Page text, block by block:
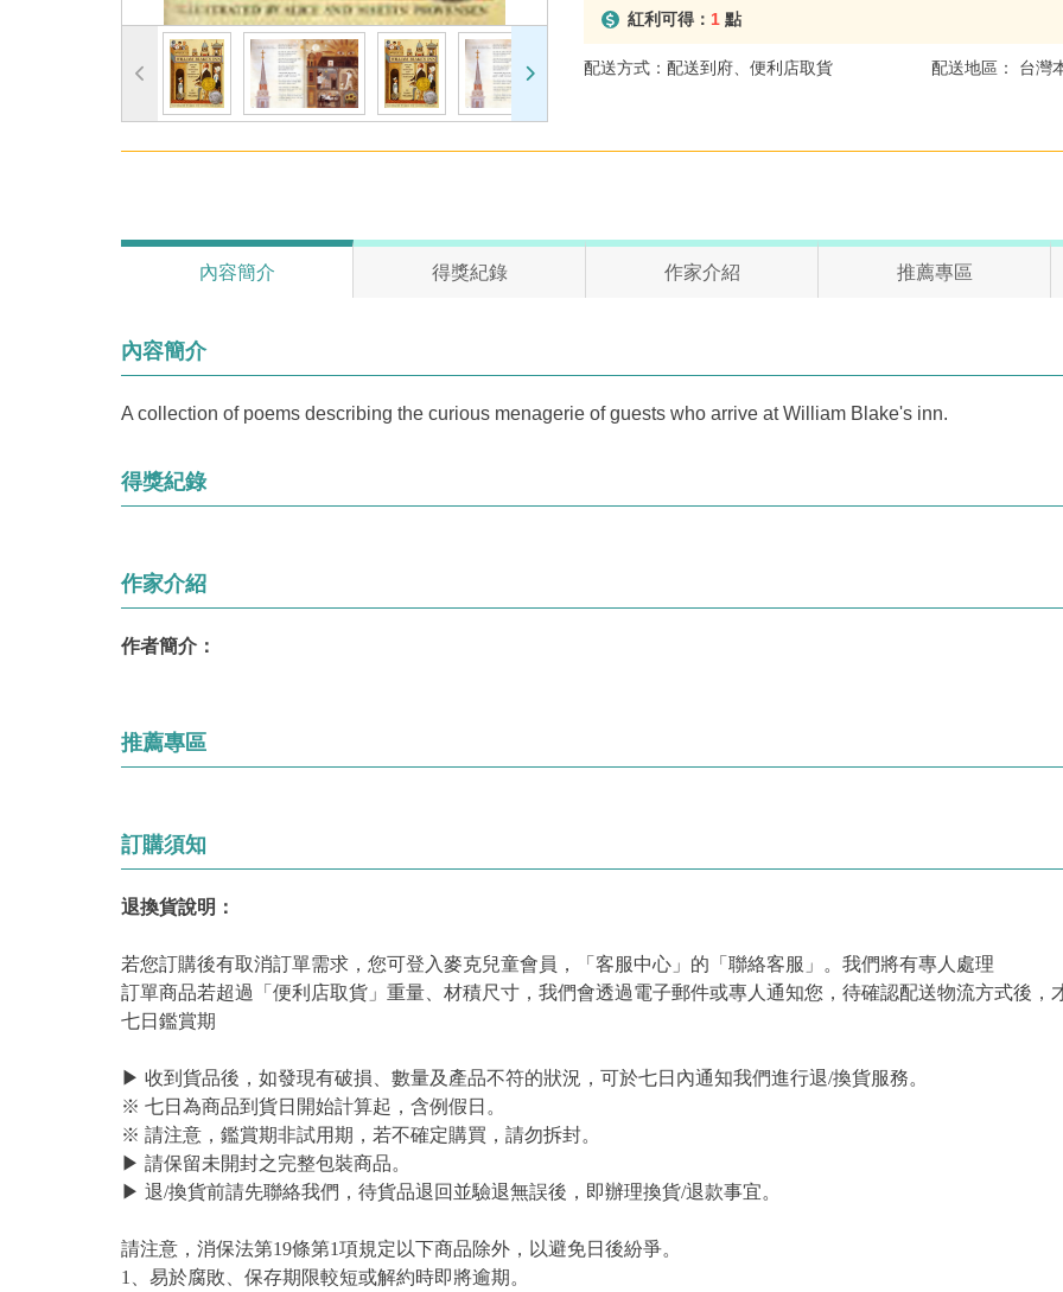
紅利可得： 1 點
配送方式：配送到府、便利店取貨 配送地區： 台灣
內容簡介 得獎紀錄 作家介紹 推薦專區
內容簡介
A collection of poems describing the curious menagerie of guests who arrive at William Blake's inn.
得獎紀錄
作家介紹
作者簡介：
推薦專區
訂購須知
退換貨說明：
若您訂購後有取消訂單需求，您可登入麥克兒童會員，「客服中心」的「聯絡客服」。我們將有專人處理
訂單商品若超過「便利店取貨」重量、材積尺寸，我們會透過電子郵件或專人通知您，待確認配送物流方式後，
七日鑑賞期
▶ 收到貨品後，如發現有破損、數量及產品不符的狀況，可於七日內通知我們進行退/換貨服務。
※ 七日為商品到貨日開始計算起，含例假日。
※ 請注意，鑑賞期非試用期，若不確定購買，請勿拆封。
▶ 請保留未開封之完整包裝商品。
▶ 退/換貨前請先聯絡我們，待貨品退回並驗退無誤後，即辦理換貨/退款事宜。
請注意，消保法第19條第1項規定以下商品除外，以避免日後紛爭。
1、易於腐敗、保存期限較短或解約時即將逾期。